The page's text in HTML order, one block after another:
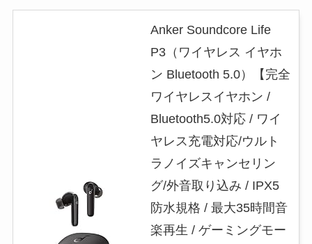
Anker Soundcore Life
P3（ワイヤレス イヤホ
ン Bluetooth 5.0）【完全
ワイヤレスイヤホン /
Bluetooth5.0対応 / ワイ
ヤレス充電対応/ウルト
ラノイズキャンセリン
グ/外音取り込み / IPX5
防水規格 / 最大35時間音
楽再生 / ゲーミングモー